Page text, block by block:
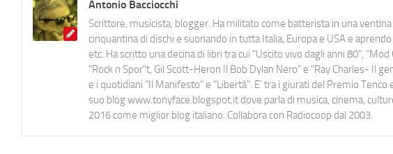
Antonio Bacciocchi
Scrittore, musicista, blogger. Ha militato come batterista in una
cinquantina di dischi e suonando in tutta Italia, Europa e USA e
etc. Ha scritto una decina di libri tra cui "Uscito vivo dagli anni 80",
"Rock n Spor"t, Gil Scott-Heron Il Bob Dylan Nero" e "Ray Charles- Il
e i quotidiani “Il Manifesto” e “Libertà”. E' tra i giurati del Premio
suo blog www.tonyface.blogspot.it dove parla di musica, cinema,
2016 come miglior blog italiano. Collabora con Radiocoop dal 2003.